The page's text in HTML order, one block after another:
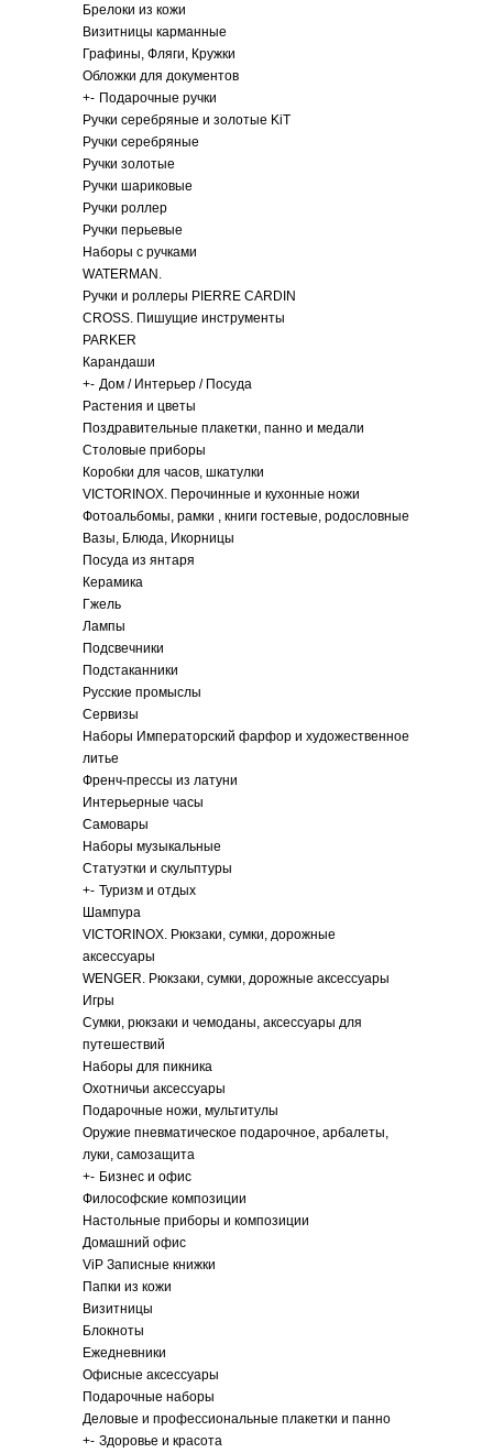
Брелоки из кожи
Визитницы карманные
Графины, Фляги, Кружки
Обложки для документов
+- Подарочные ручки
Ручки серебряные и золотые KiT
Ручки серебряные
Ручки золотые
Ручки шариковые
Ручки роллер
Ручки перьевые
Наборы с ручками
WATERMAN.
Ручки и роллеры PIERRE CARDIN
CROSS. Пишущие инструменты
PARKER
Карандаши
+- Дом / Интерьер / Посуда
Растения и цветы
Поздравительные плакетки, панно и медали
Столовые приборы
Коробки для часов, шкатулки
VICTORINOX. Перочинные и кухонные ножи
Фотоальбомы, рамки , книги гостевые, родословные
Вазы, Блюда, Икорницы
Посуда из янтаря
Керамика
Гжель
Лампы
Подсвечники
Подстаканники
Русские промыслы
Сервизы
Наборы Императорский фарфор и художественное
литье
Френч-прессы из латуни
Интерьерные часы
Самовары
Наборы музыкальные
Статуэтки и скульптуры
+- Туризм и отдых
Шампура
VICTORINOX. Рюкзаки, сумки, дорожные
аксессуары
WENGER. Рюкзаки, сумки, дорожные аксессуары
Игры
Сумки, рюкзаки и чемоданы, аксессуары для
путешествий
Наборы для пикника
Охотничьи аксессуары
Подарочные ножи, мультитулы
Оружие пневматическое подарочное, арбалеты,
луки, самозащита
+- Бизнес и офис
Философские композиции
Настольные приборы и композиции
Домашний офис
ViP Записные книжки
Папки из кожи
Визитницы
Блокноты
Ежедневники
Офисные аксессуары
Подарочные наборы
Деловые и профессиональные плакетки и панно
+- Здоровье и красота